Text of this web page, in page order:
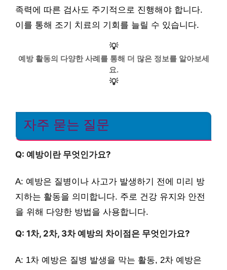
족력에 따른 검사도 주기적으로 진행해야 합니다.
이를 통해 조기 치료의 기회를 늘릴 수 있습니다.
💡
예방 활동의 다양한 사례를 통해 더 많은 정보를 알아보세
요.
💡
자주 묻는 질문
Q: 예방이란 무엇인가요?
A: 예방은 질병이나 사고가 발생하기 전에 미리 방
지하는 활동을 의미합니다. 주로 건강 유지와 안전
을 위해 다양한 방법을 사용합니다.
Q: 1차, 2차, 3차 예방의 차이점은 무엇인가요?
A: 1차 예방은 질병 발생을 막는 활동, 2차 예방은